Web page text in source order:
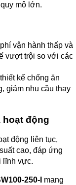
mô lớn.
vận hành thấp và
vượt trội so với các
kế chống ăn
giảm nhu cầu thay
hoạt động
động liên tục,
cao, đáp ứng
lĩnh vực.
250-I mang